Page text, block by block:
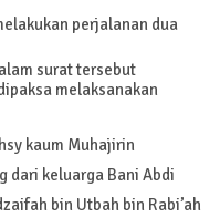
perjalanan dua
surat tersebut
melaksanakan
kaum Muhajirin
dari keluarga Bani Abdi
bin Utbah bin Rabi’ah